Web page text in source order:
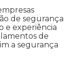
de segurança
e experiência
de
a segurança